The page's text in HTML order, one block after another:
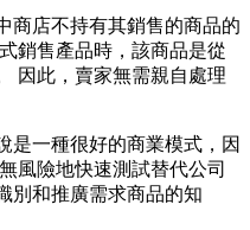
商店不持有其銷售的商品的
銷售產品時，該商品是從
因此，賣家無需親自處理
是一種很好的商業模式，因
風險地快速測試替代公司
別和推廣需求商品的知